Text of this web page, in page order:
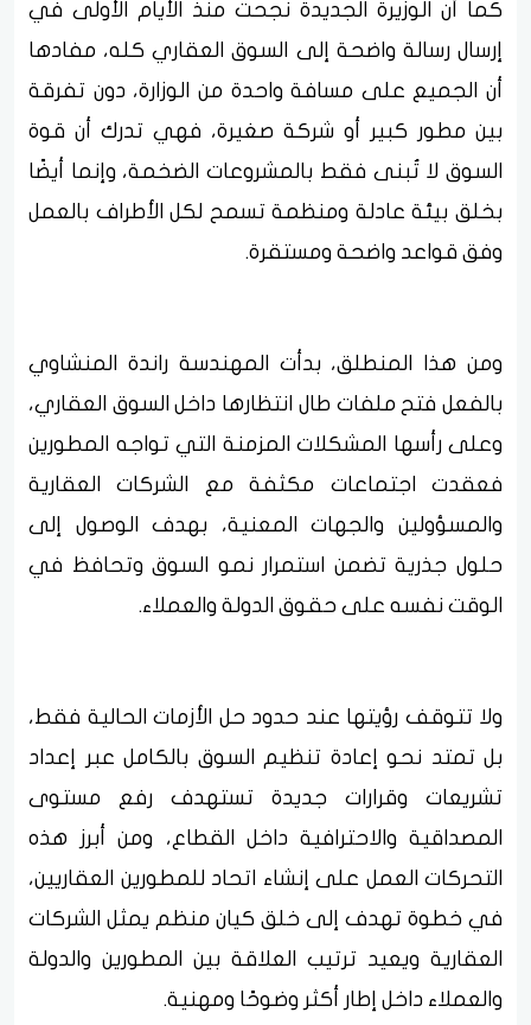
كما أن الوزيرة الجديدة نجحت منذ الأيام الأولى في
إرسال رسالة واضحة إلى السوق العقاري كله، مفادها
أن الجميع على مسافة واحدة من الوزارة، دون تفرقة
بين مطور كبير أو شركة صغيرة، فهي تدرك أن قوة
السوق لا تُبنى فقط بالمشروعات الضخمة، وإنما أيضًا
بخلق بيئة عادلة ومنظمة تسمح لكل الأطراف بالعمل
وفق قواعد واضحة ومستقرة.
ومن هذا المنطلق، بدأت المهندسة راندة المنشاوي
بالفعل فتح ملفات طال انتظارها داخل السوق العقاري،
وعلى رأسها المشكلات المزمنة التي تواجه المطورين
فعقدت اجتماعات مكثفة مع الشركات العقارية
والمسؤولين والجهات المعنية، بهدف الوصول إلى
حلول جذرية تضمن استمرار نمو السوق وتحافظ في
الوقت نفسه على حقوق الدولة والعملاء.
ولا تتوقف رؤيتها عند حدود حل الأزمات الحالية فقط،
بل تمتد نحو إعادة تنظيم السوق بالكامل عبر إعداد
تشريعات وقرارات جديدة تستهدف رفع مستوى
المصداقية والاحترافية داخل القطاع، ومن أبرز هذه
التحركات العمل على إنشاء اتحاد للمطورين العقاريين،
في خطوة تهدف إلى خلق كيان منظم يمثل الشركات
العقارية ويعيد ترتيب العلاقة بين المطورين والدولة
والعملاء داخل إطار أكثر وضوحًا ومهنية.